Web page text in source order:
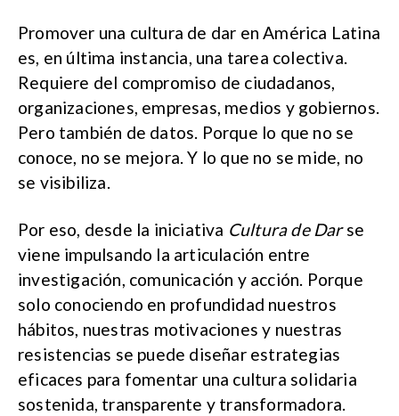
Promover una cultura de dar en América Latina
es, en última instancia, una tarea colectiva.
Requiere del compromiso de ciudadanos,
organizaciones, empresas, medios y gobiernos.
Pero también de datos. Porque lo que no se
conoce, no se mejora. Y lo que no se mide, no
se visibiliza.
Por eso, desde la iniciativa Cultura de Darse
viene impulsando la articulación entre
investigación, comunicación y acción. Porque
solo conociendo en profundidad nuestros
hábitos, nuestras motivaciones y nuestras
resistencias se puede diseñar estrategias
eficaces para fomentar una cultura solidaria
sostenida, transparente y transformadora.